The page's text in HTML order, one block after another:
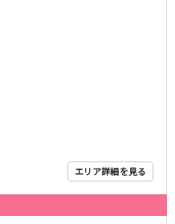
エリア詳細を見る